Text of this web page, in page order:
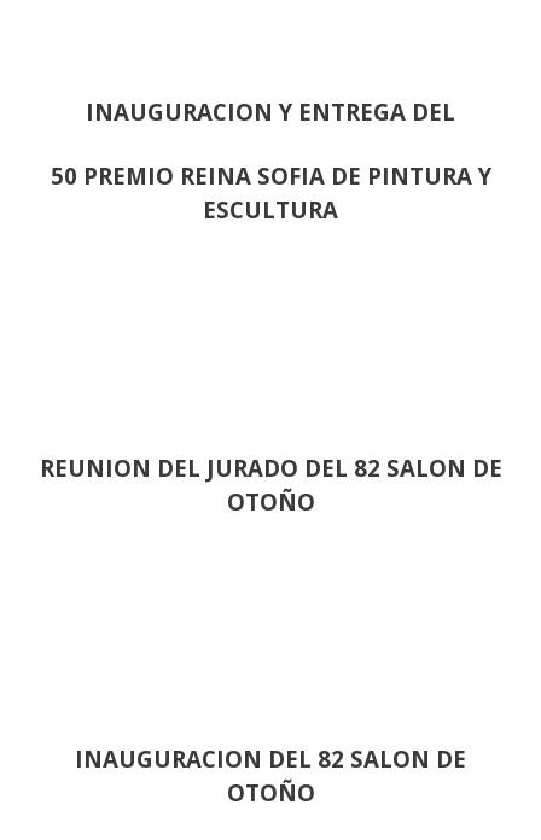
INAUGURACION Y ENTREGA DEL
50 PREMIO REINA SOFIA DE PINTURA Y
ESCULTURA
REUNION DEL JURADO DEL 82 SALON DE
OTOÑO
INAUGURACION DEL 82 SALON DE
OTOÑO